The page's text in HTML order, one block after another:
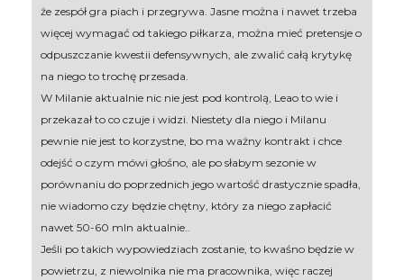
że zespół gra piach i przegrywa. Jasne można i nawet trzeba
więcej wymagać od takiego piłkarza, można mieć pretensje o
odpuszczanie kwestii defensywnych, ale zwalić całą krytykę
na niego to trochę przesada.
W Milanie aktualnie nic nie jest pod kontrolą, Leao to wie i
przekazał to co czuje i widzi. Niestety dla niego i Milanu
pewnie nie jest to korzystne, bo ma ważny kontrakt i chce
odejść o czym mówi głośno, ale po słabym sezonie w
porównaniu do poprzednich jego wartość drastycznie spadła,
nie wiadomo czy będzie chętny, który za niego zapłacić
nawet 50-60 mln aktualnie..
Jeśli po takich wypowiedziach zostanie, to kwaśno będzie w
powietrzu, z niewolnika nie ma pracownika, więc raczej